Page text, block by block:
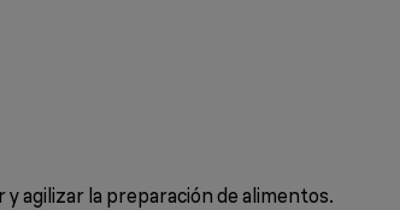
agilizar la preparación de alimentos.